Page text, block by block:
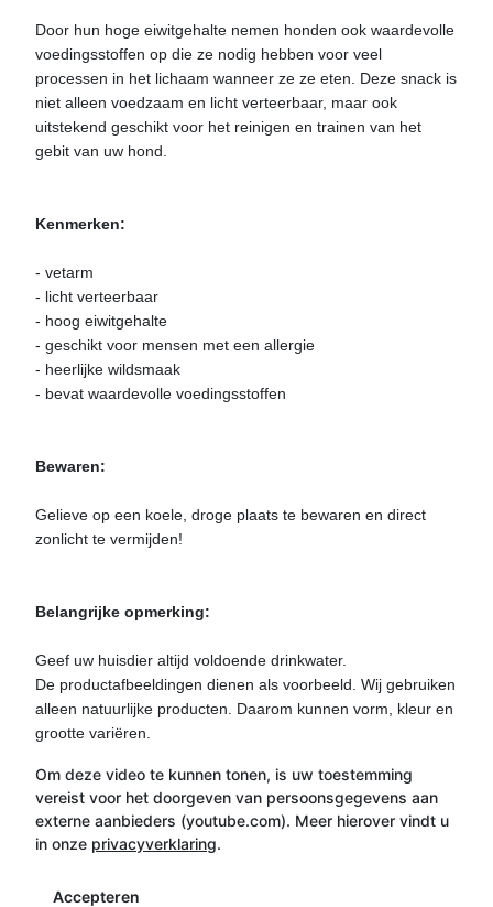
Door hun hoge eiwitgehalte nemen honden ook waardevolle
voedingsstoffen op die ze nodig hebben voor veel
processen in het lichaam wanneer ze ze eten. Deze snack is
niet alleen voedzaam en licht verteerbaar, maar ook
uitstekend geschikt voor het reinigen en trainen van het
gebit van uw hond.
Kenmerken:
- vetarm
- licht verteerbaar
- hoog eiwitgehalte
- geschikt voor mensen met een allergie
- heerlijke wildsmaak
- bevat waardevolle voedingsstoffen
Bewaren:
Gelieve op een koele, droge plaats te bewaren en direct
zonlicht te vermijden!
Belangrijke opmerking:
Geef uw huisdier altijd voldoende drinkwater.
De productafbeeldingen dienen als voorbeeld. Wij gebruiken
alleen natuurlijke producten. Daarom kunnen vorm, kleur en
grootte variëren.
Om deze video te kunnen tonen, is uw toestemming
vereist voor het doorgeven van persoonsgegevens aan
externe aanbieders (youtube.com). Meer hierover vindt u
in onze privacyverklaring.
Accepteren